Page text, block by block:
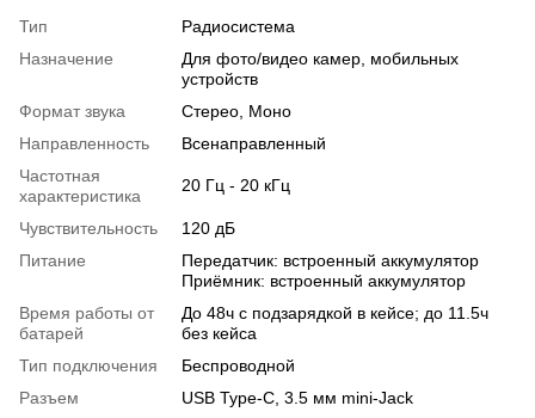
Тип
Радиосистема
Назначение
Для фото/видео камер, мобильных
устройств
Формат звука
Стерео, Моно
Направленность
Всенаправленный
Частотная
характеристика
20 Гц - 20 кГц
Чувствительность
120 дБ
Питание
Передатчик: встроенный аккумулятор
Приёмник: встроенный аккумулятор
Время работы от
батарей
До 48ч с подзарядкой в кейсе; до 11.5ч
без кейса
Тип подключения
Беспроводной
Разъем
USB Type-C, 3.5 мм mini-Jack